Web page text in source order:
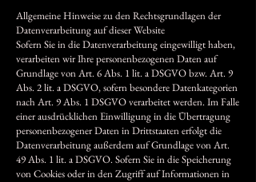
Allgemeine Hinweise zu den Rechtsgrundlagen der
Datenverarbeitung auf dieser Website
Sofern Sie in die Datenverarbeitung eingewilligt haben,
verarbeiten wir Ihre personenbezogenen Daten auf
Grundlage von Art. 6 Abs. 1 lit. a DSGVO bzw. Art. 9
Abs. 2 lit. a DSGVO, sofern besondere Datenkategorien
nach Art. 9 Abs. 1 DSGVO verarbeitet werden. Im Falle
einer ausdrücklichen Einwilligung in die Übertragung
personenbezogener Daten in Drittstaaten erfolgt die
Datenverarbeitung außerdem auf Grundlage von Art.
49 Abs. 1 lit. a DSGVO. Sofern Sie in die Speicherung
von Cookies oder in den Zugriff auf Informationen in